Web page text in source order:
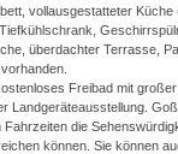
vollausgestatteter Küche
überdachter Terrasse,
Freibad mit großer
Landgeräteausstellung.
die
können. Sie können